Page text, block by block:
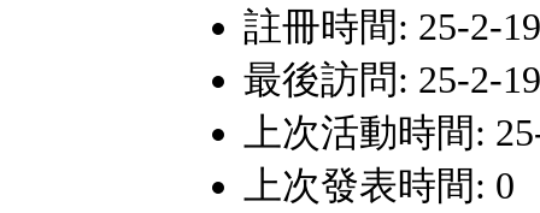
註冊時間: 25-2-
最後訪問: 25-2-
上次活動時間:
上次發表時間: 0